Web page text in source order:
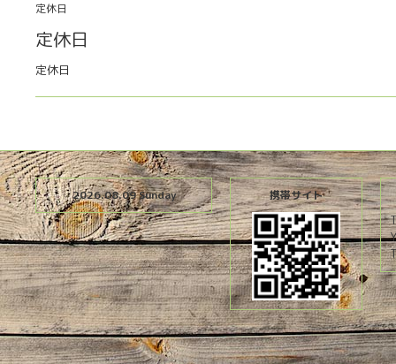
定休日
定休日
定休日
2026.08.09 Sunday 携帯サイト